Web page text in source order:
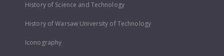
History of Science and Technology
History of Warsaw University of Technology
Iconography